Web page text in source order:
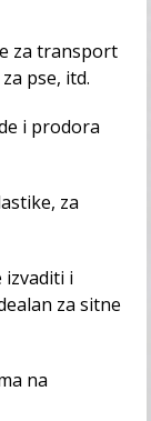
za transport
pse, itd.
i prodora
za
izvaditi i
za sitne
na